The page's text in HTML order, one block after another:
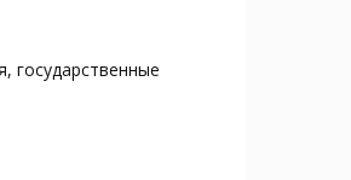
государственные